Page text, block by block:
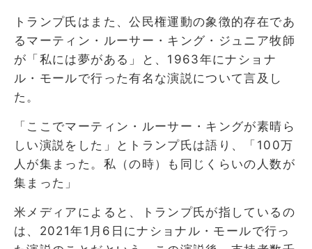
トランプ氏はまた、公民権運動の象徴的存在であ
るマーティン・ルーサー・キング・ジュニア牧師
が「私には夢がある」と、1963年にナショナ
ル・モールで行った有名な演説について言及し
た。
「ここでマーティン・ルーサー・キングが素晴ら
しい演説をした」とトランプ氏は語り、「100万
人が集まった。私（の時）も同じくらいの人数が
集まった」
米メディアによると、トランプ氏が指しているの
は、2021年1月6日にナショナル・モールで行っ